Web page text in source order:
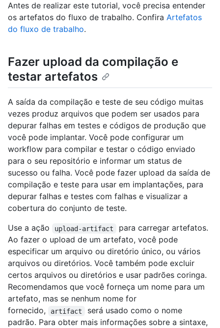
Antes de realizar este tutorial, você precisa entender
os artefatos do fluxo de trabalho. Confira Artefatos
do fluxo de trabalho.
Fazer upload da compilação e
testar artefatos
A saída da compilação e teste de seu código muitas
vezes produz arquivos que podem ser usados para
depurar falhas em testes e códigos de produção que
você pode implantar. Você pode configurar um
workflow para compilar e testar o código enviado
para o seu repositório e informar um status de
sucesso ou falha. Você pode fazer upload da saída de
compilação e teste para usar em implantações, para
depurar falhas e testes com falhas e visualizar a
cobertura do conjunto de teste.
Use a ação
upload-artifact
para carregar artefatos.
Ao fazer o upload de um artefato, você pode
especificar um arquivo ou diretório único, ou vários
arquivos ou diretórios. Você também pode excluir
certos arquivos ou diretórios e usar padrões coringa.
Recomendamos que você forneça um nome para um
artefato, mas se nenhum nome for
fornecido,
artifact
será usado como o nome
padrão. Para obter mais informações sobre a sintaxe,